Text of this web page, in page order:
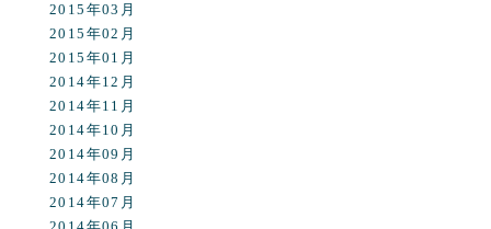
2015年03月
2015年02月
2015年01月
2014年12月
2014年11月
2014年10月
2014年09月
2014年08月
2014年07月